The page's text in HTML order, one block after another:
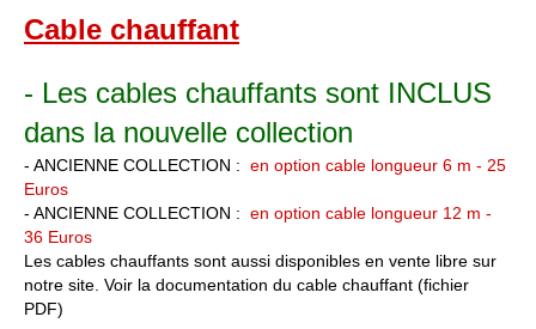
Cable chauffant
- Les cables chauffants sont INCLUS
dans la nouvelle collection
- ANCIENNE COLLECTION : en option cable longueur 6 m - 25
Euros
- ANCIENNE COLLECTION : en option cable longueur 12 m -
36 Euros
Les cables chauffants sont aussi disponibles en vente libre sur
notre site. Voir la documentation du cable chauffant (fichier
PDF)